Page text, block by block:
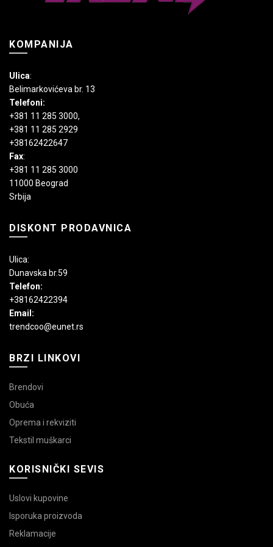
KOMPANIJA
Ulica:
Belimarkovićeva br. 13
Telefoni:
+381 11 285 3000,
+381 11 285 2929
+38162422647
Fax:
+381 11 285 3000
11000 Beograd
Srbija
DISKONT PRODAVNICA
Ulica:
Dunavska br.59
Telefon:
+38162422394
Email:
trendcoo@eunet.rs
BRZI LINKOVI
Brendovi
Obuća
Oprema i rekviziti
Tekstil muškarci
KORISNIČKI SEVIS
Uslovi kupovine
Isporuka proizvoda
Reklamacije